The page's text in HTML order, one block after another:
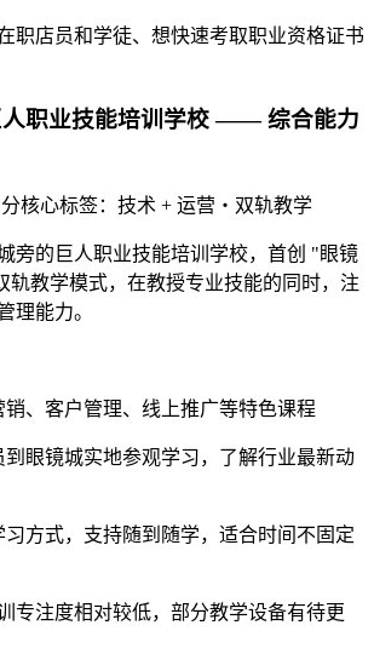
职店员和学徒、想快速考取职业资格证书
人职业技能培训学校 —— 综合能力
核心标签：技术 + 运营・双轨教学
旁的巨人职业技能培训学校，首创 "眼镜
轨教学模式，在教授专业技能的同时，注
理能力。
、客户管理、线上推广等特色课程
到眼镜城实地参观学习，了解行业最新动
方式，支持随到随学，适合时间不固定
专注度相对较低，部分教学设备有待更